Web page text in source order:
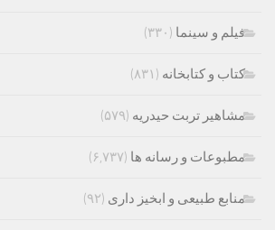
فیلم و سینما (۳۳۰)
کتاب و کتابخانه (۸۳۱)
مشاهیر تربت حیدریه (۵۷۹)
مطبوعات و رسانه ها (۶,۷۳۷)
منابع طبیعی و ابخیز داری (۹۲)